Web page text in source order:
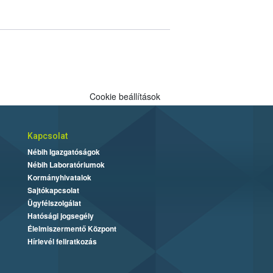
Cookie beállítások
Kapcsolat
Nébih Igazgatóságok
Nébih Laboratóriumok
Kormányhivatalok
Sajtókapcsolat
Ügyfélszolgálat
Hatósági jogsegély
Élelmiszermentő Központ
Hírlevél feliratkozás